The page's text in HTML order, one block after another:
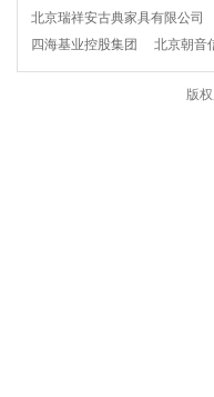
北京瑞祥安古典家具有限公司
四海基业控股集团
北京朝音
版